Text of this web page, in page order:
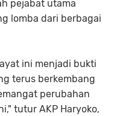
pejabat utama
lomba dari berbagai
ini menjadi bukti
terus berkembang
perubahan
tutur AKP Haryoko,